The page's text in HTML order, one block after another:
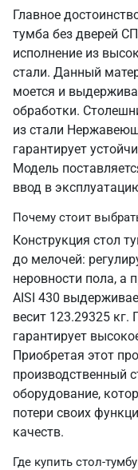
Главное
тумба без дверей
исполнение из
стали. Данный
моется и
обработки.
из стали
гарантирует
Модель
ввод в
Почему стоит
Конструкция стол
до мелочей:
неровности пола, а
AISI 430
весит 123.29325 кг.
гарантирует
Приобретая этот
производственный
оборудование,
потери своих
качеств.
Где купить стол-